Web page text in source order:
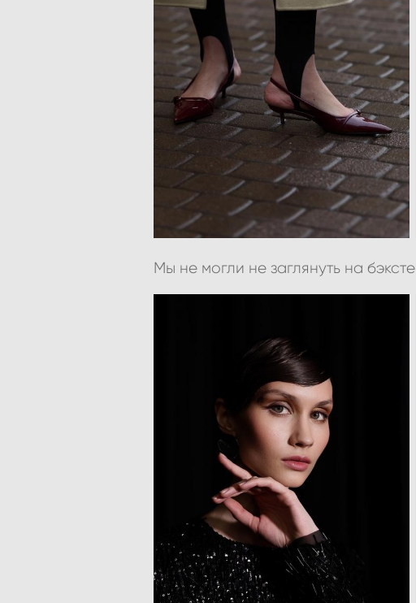
Мы не могли не заглянуть на